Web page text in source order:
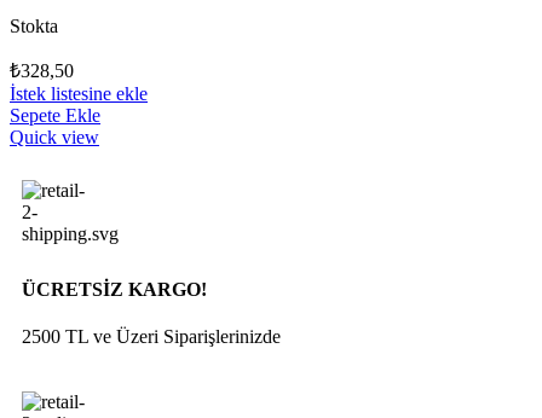
Stokta
₺328,50
İstek listesine ekle
Sepete Ekle
Quick view
ÜCRETSİZ KARGO!
2500 TL ve Üzeri Siparişlerinizde